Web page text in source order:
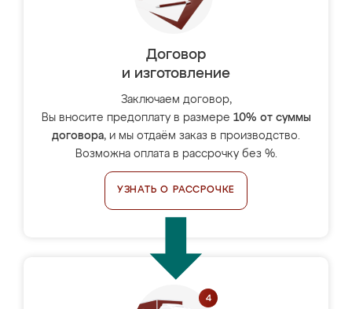
Договор
и изготовление
Заключаем договор,
Вы вносите предоплату в размере 10% от суммы
договора, и мы отдаём заказ в производство.
Возможна оплата в рассрочку без %.
УЗНАТЬ О РАССРОЧКЕ